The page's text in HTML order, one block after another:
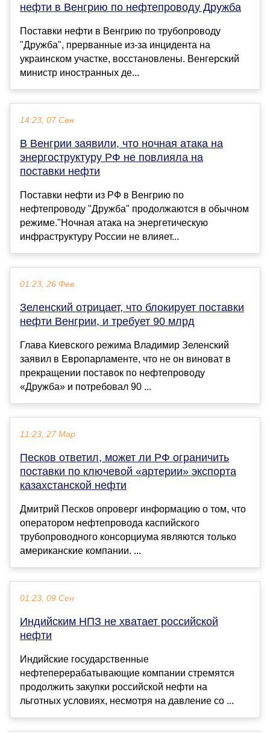
нефти в Венгрию по нефтепроводу Дружба
Поставки нефти в Венгрию по трубопроводу
"Дружба", прерванные из-за инцидента на
украинском участке, восстановлены. Венгерский
министр иностранных де...
14:23, 07 Сен
В Венгрии заявили, что ночная атака на
энергоструктуру РФ не повлияла на
поставки нефти
Поставки нефти из РФ в Венгрию по
нефтепроводу "Дружба" продолжаются в обычном
режиме."Ночная атака на энергетическую
инфраструктуру России не влияет...
01:23, 26 Фев
Зеленский отрицает, что блокирует поставки
нефти Венгрии, и требует 90 млрд
Глава Киевского режима Владимир Зеленский
заявил в Европарламенте, что не он виноват в
прекращении поставок по нефтепроводу
«Дружба» и потребовал 90 ...
11:23, 27 Мар
Песков ответил, может ли РФ ограничить
поставки по ключевой «артерии» экспорта
казахстанской нефти
Дмитрий Песков опроверг информацию о том, что
оператором нефтепровода каспийского
трубопроводного консорциума являются только
американские компании. ...
01:23, 09 Сен
Индийским НПЗ не хватает российской
нефти
Индийские государственные
нефтеперерабатывающие компании стремятся
продолжить закупки российской нефти на
льготных условиях, несмотря на давление со ...